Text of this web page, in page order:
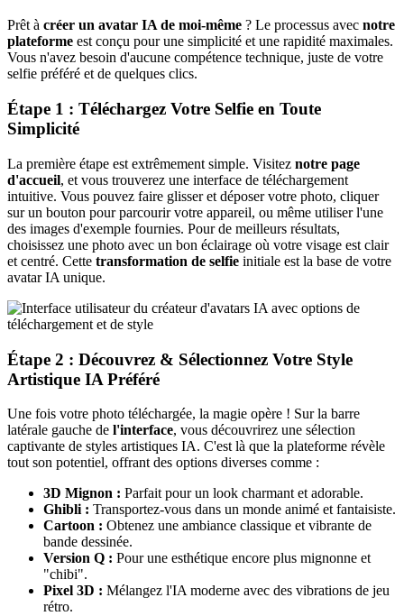
Prêt à créer un avatar IA de moi-même ? Le processus avec notre
plateforme est conçu pour une simplicité et une rapidité maximales.
Vous n'avez besoin d'aucune compétence technique, juste de votre
selfie préféré et de quelques clics.
Étape 1 : Téléchargez Votre Selfie en Toute
Simplicité
La première étape est extrêmement simple. Visitez notre page
d'accueil, et vous trouverez une interface de téléchargement
intuitive. Vous pouvez faire glisser et déposer votre photo, cliquer
sur un bouton pour parcourir votre appareil, ou même utiliser l'une
des images d'exemple fournies. Pour de meilleurs résultats,
choisissez une photo avec un bon éclairage où votre visage est clair
et centré. Cette transformation de selfie initiale est la base de votre
avatar IA unique.
Étape 2 : Découvrez & Sélectionnez Votre Style
Artistique IA Préféré
Une fois votre photo téléchargée, la magie opère ! Sur la barre
latérale gauche de l'interface, vous découvrirez une sélection
captivante de styles artistiques IA. C'est là que la plateforme révèle
tout son potentiel, offrant des options diverses comme :
3D Mignon : Parfait pour un look charmant et adorable.
Ghibli : Transportez-vous dans un monde animé et fantaisiste.
Cartoon : Obtenez une ambiance classique et vibrante de
bande dessinée.
Version Q : Pour une esthétique encore plus mignonne et
"chibi".
Pixel 3D : Mélangez l'IA moderne avec des vibrations de jeu
rétro.